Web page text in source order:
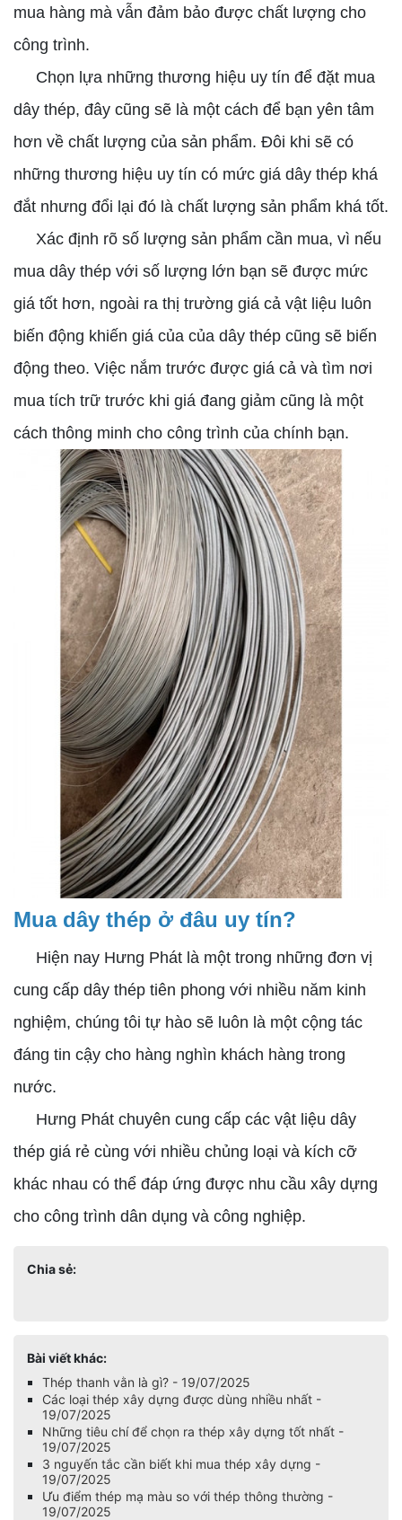
mua hàng mà vẫn đảm bảo được chất lượng cho
công trình.
Chọn lựa những thương hiệu uy tín để đặt mua
dây thép, đây cũng sẽ là một cách để bạn yên tâm
hơn về chất lượng của sản phẩm. Đôi khi sẽ có
những thương hiệu uy tín có mức giá dây thép khá
đắt nhưng đổi lại đó là chất lượng sản phẩm khá tốt.
Xác định rõ số lượng sản phẩm cần mua, vì nếu
mua dây thép với số lượng lớn bạn sẽ được mức
giá tốt hơn, ngoài ra thị trường giá cả vật liệu luôn
biến động khiến giá của của dây thép cũng sẽ biến
động theo. Việc nắm trước được giá cả và tìm nơi
mua tích trữ trước khi giá đang giảm cũng là một
cách thông minh cho công trình của chính bạn.
Mua dây thép ở đâu uy tín?
Hiện nay Hưng Phát là một trong những đơn vị
cung cấp dây thép tiên phong với nhiều năm kinh
nghiệm, chúng tôi tự hào sẽ luôn là một cộng tác
đáng tin cậy cho hàng nghìn khách hàng trong
nước.
Hưng Phát chuyên cung cấp các vật liệu dây
thép giá rẻ cùng với nhiều chủng loại và kích cỡ
khác nhau có thể đáp ứng được nhu cầu xây dựng
cho công trình dân dụng và công nghiệp.
Chia sẻ:
Bài viết khác:
Thép thanh vằn là gì? - 19/07/2025
Các loại thép xây dựng được dùng nhiều nhất -
19/07/2025
Những tiêu chí để chọn ra thép xây dựng tốt nhất -
19/07/2025
3 nguyến tắc cần biết khi mua thép xây dựng -
19/07/2025
Ưu điểm thép mạ màu so với thép thông thường -
19/07/2025